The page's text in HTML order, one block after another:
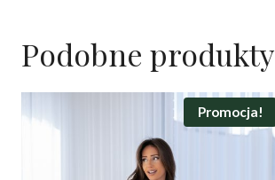
Podobne produkty
Promocja!